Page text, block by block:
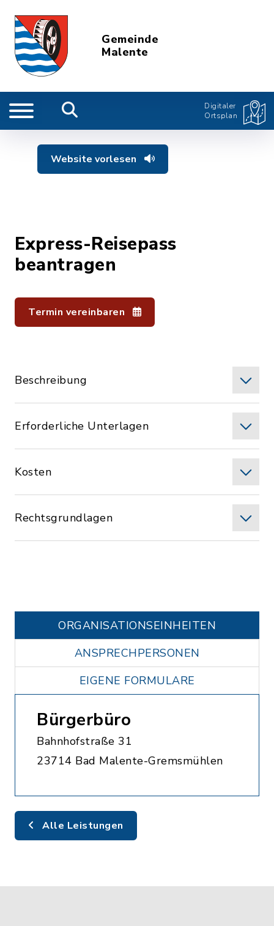
Gemeinde
Malente
Digitaler
Ortsplan
Website vorlesen
Express-Reisepass
beantragen
Termin vereinbaren
Beschreibung
Erforderliche Unterlagen
Kosten
Rechtsgrundlagen
ORGANISATIONS­EINHEITEN
ANSPRECHPERSONEN
EIGENE FORMULARE
Bürgerbüro
Bahnhofstraße 31
23714 Bad Malente-Gremsmühlen
Alle Leistungen